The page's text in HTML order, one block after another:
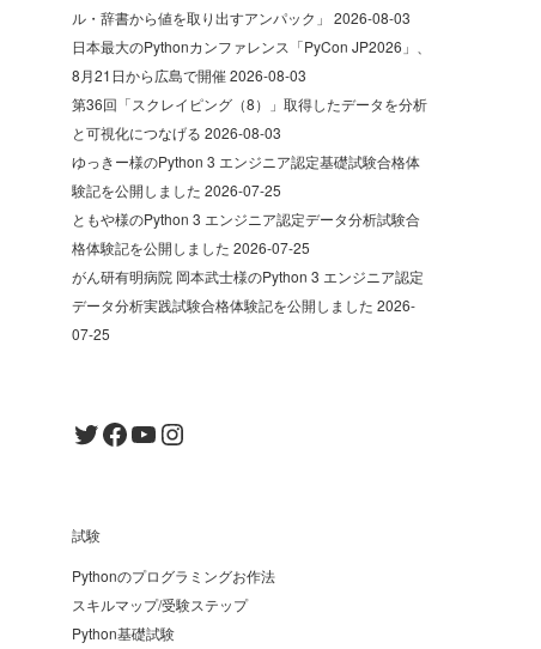
ル・辞書から値を取り出すアンパック」 2026-08-03
日本最大のPythonカンファレンス「PyCon JP2026」、
8月21日から広島で開催2026-08-03
第36回「スクレイピング（8）」取得したデータを分析
と可視化につなげる 2026-08-03
ゆっきー様のPython 3 エンジニア認定基礎試験合格体
験記を公開しました 2026-07-25
ともや様のPython 3 エンジニア認定データ分析試験合
格体験記を公開しました 2026-07-25
がん研有明病院 岡本武士様のPython 3 エンジニア認定
データ分析実践試験合格体験記を公開しました 2026-
07-25
Twitter
Facebook
YouTube
Instagram
試験
Pythonのプログラミングお作法
スキルマップ/受験ステップ
Python基礎試験